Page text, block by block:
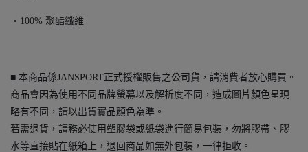
・100% 聚酯纖維
■ 本商品係JANSPORT正式授權販售之公司貨，請消費者放心購買。
商品會因為使用不同品牌螢幕以及解析度不同，造成圖片顏色呈現
略有不同，請以出貨實品顏色為準。
若需退貨，請務必使用塑膠袋或紙袋進行簡易包裝，勿將膠帶、膠
水等直接貼在紙箱上，退回商品如無外包裝，一律拒收。